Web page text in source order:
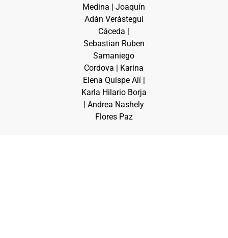
Medina | Joaquín
Adán Verástegui
Cáceda |
Sebastian Ruben
Samaniego
Cordova | Karina
Elena Quispe Alí |
Karla Hilario Borja
| Andrea Nashely
Flores Paz